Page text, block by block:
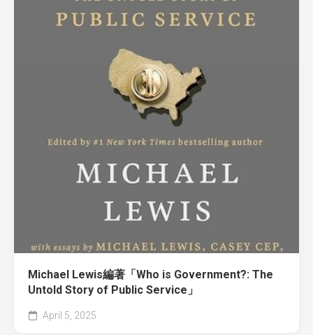
Michael Lewis編著「Who is Government?: The
Untold Story of Public Service」
April 5, 2025